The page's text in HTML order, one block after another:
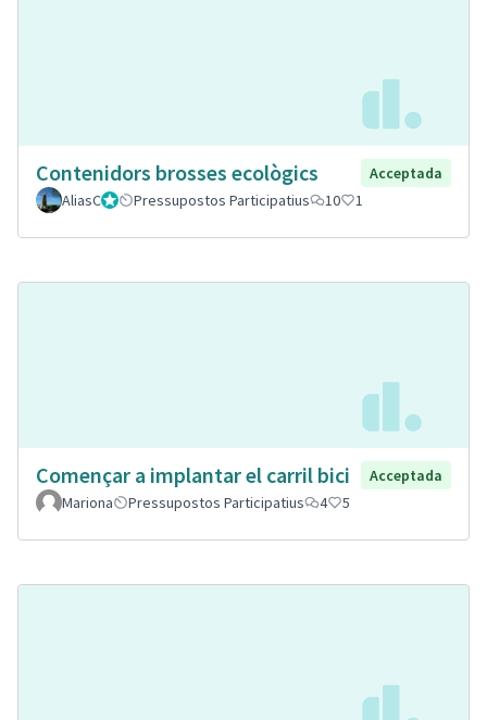
Contenidors brosses ecològics
Acceptada
AliasCGestorPressupostos Participatius 10 1
Començar a implantar el carril bici
Acceptada
Mariona
Pressupostos Participatius 4 5